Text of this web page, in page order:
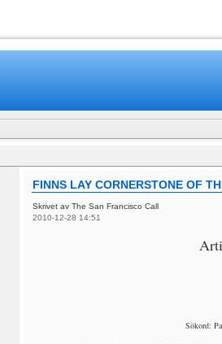
FINNS LAY CORNERSTONE OF
Skrivet av The San Francisco Call
2010-12-28 14:51
Sökord: